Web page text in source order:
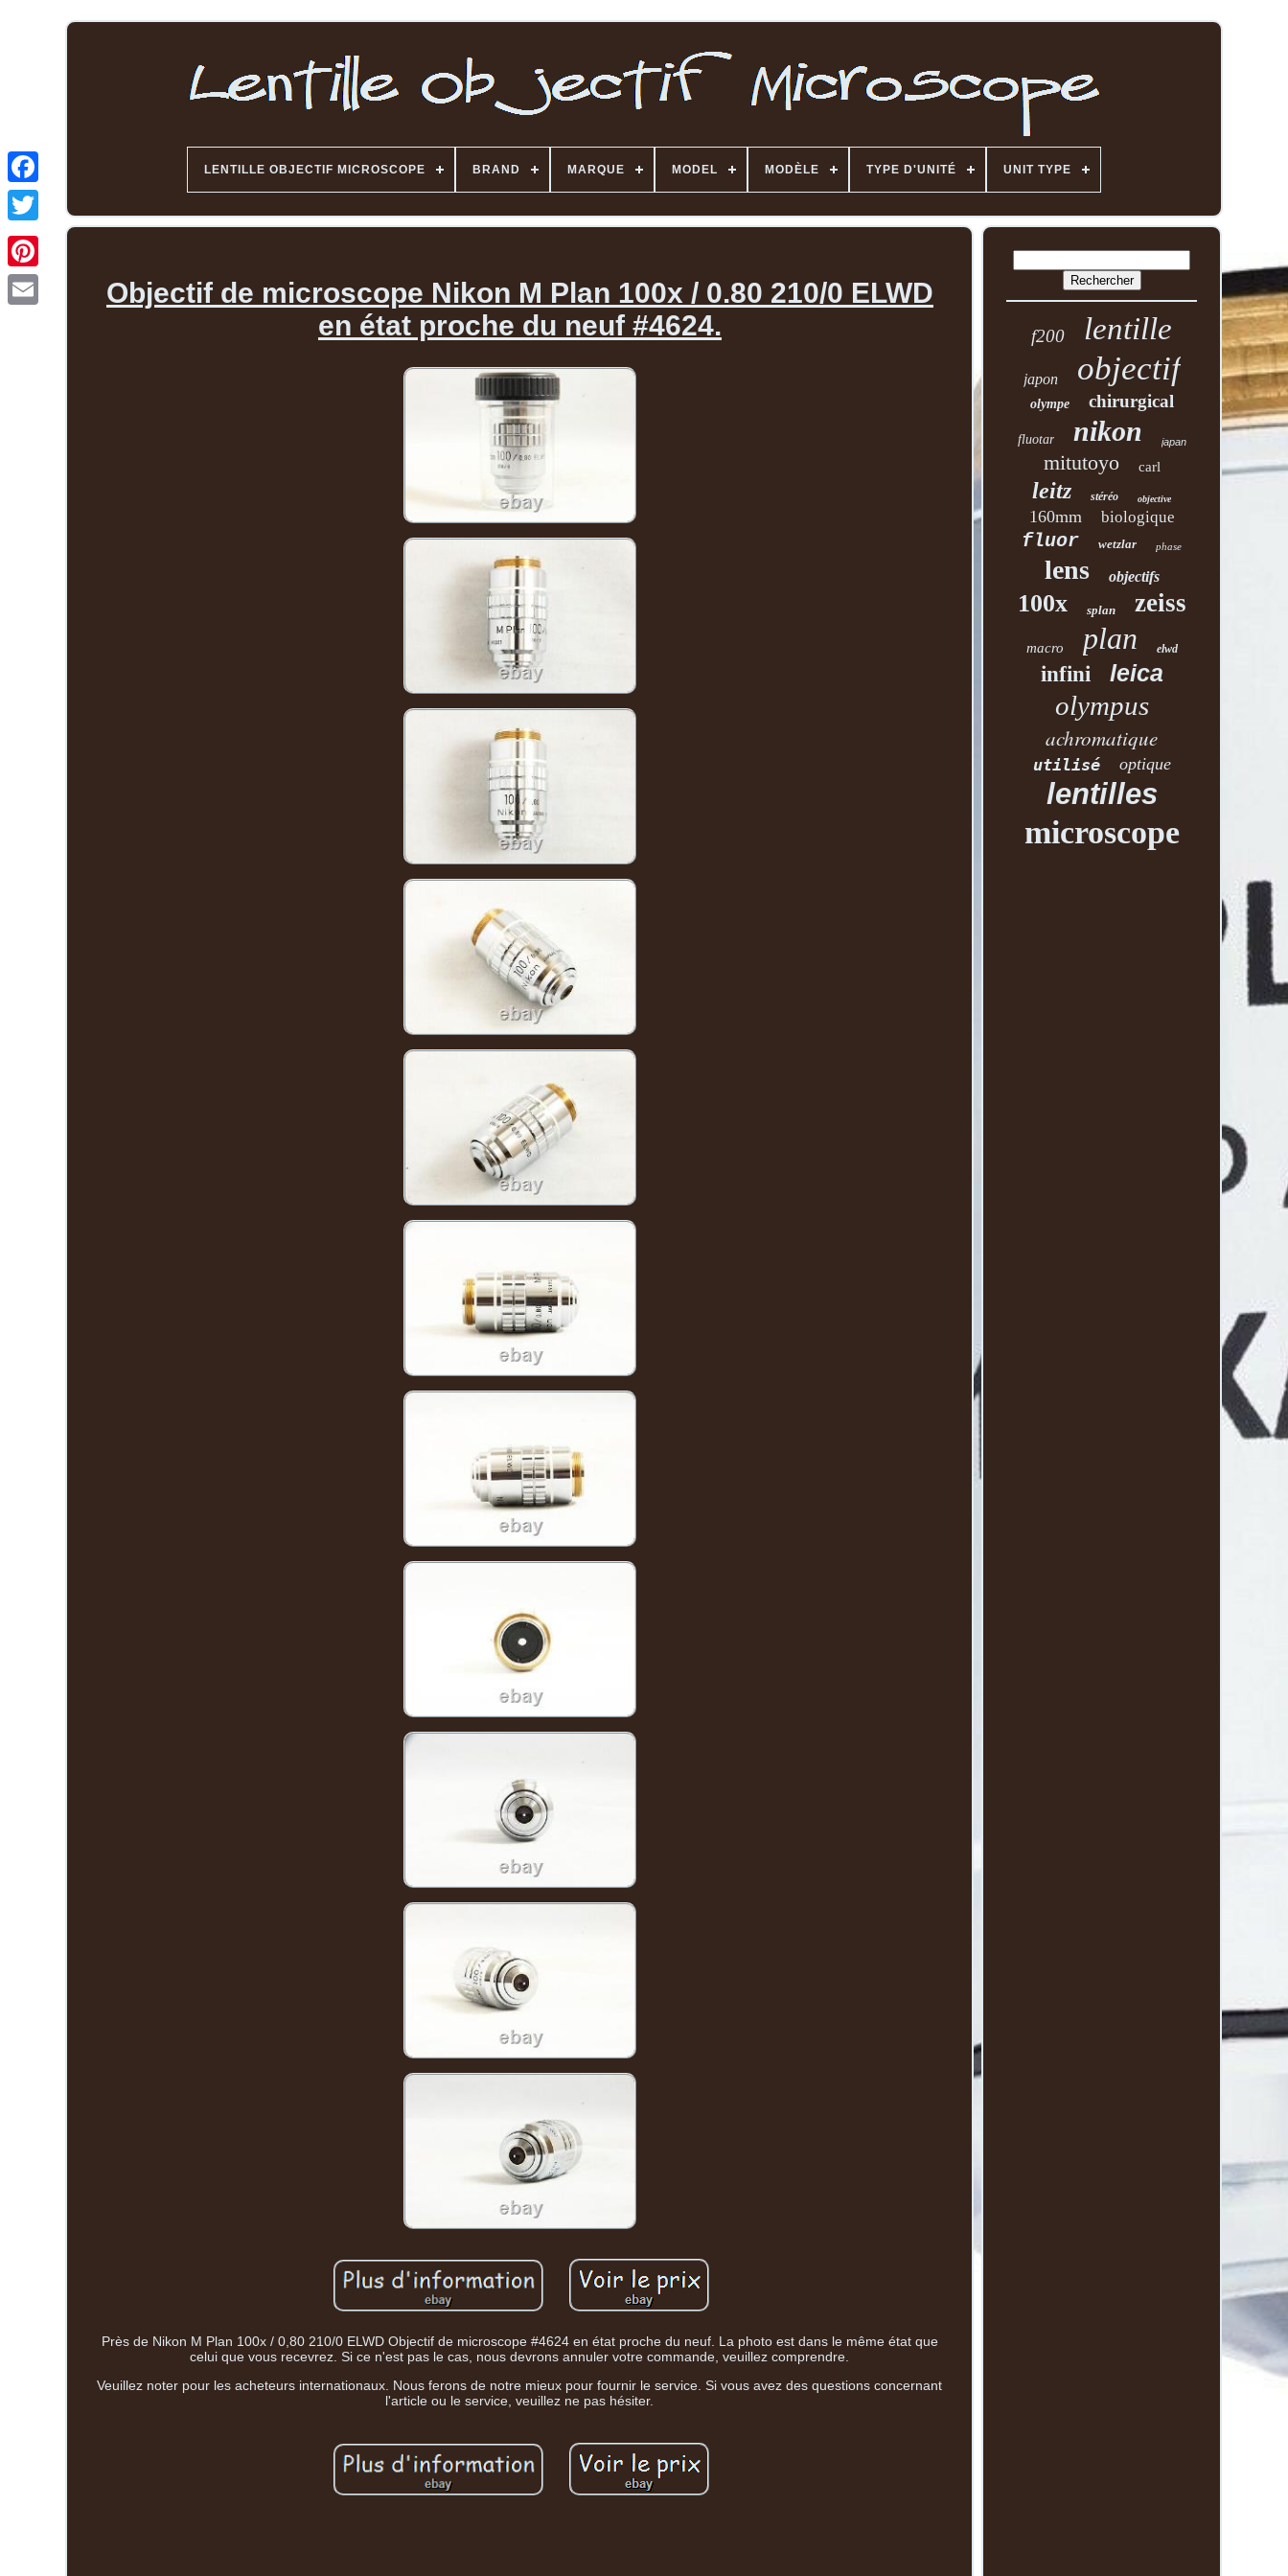
LENTILLE OBJECTIF MICROSCOPE BRAND MARQUE MODEL MODÈLE TYPE D'UNITÉ UNIT TYPE
Objectif de microscope Nikon M Plan 100x / 0.80 210/0 ELWD
en état proche du neuf #4624.
Près de Nikon M Plan 100x / 0,80 210/0 ELWD Objectif de microscope #4624 en état proche du neuf. La photo est dans le même état que
celui que vous recevrez. Si ce n'est pas le cas, nous devrons annuler votre commande, veuillez comprendre.
Veuillez noter pour les acheteurs internationaux. Nous ferons de notre mieux pour fournir le service. Si vous avez des questions concernant
l'article ou le service, veuillez ne pas hésiter.
f200 lentille
japon objectif
olympe chirurgical
fluotar nikon japan
mitutoyo carl
leitz stéréo objective
160mm biologique
fluor wetzlar phase
lens objectifs
100x splan zeiss
macro plan elwd
infini leica
olympus
achromatique
utilisé optique
lentilles
microscope